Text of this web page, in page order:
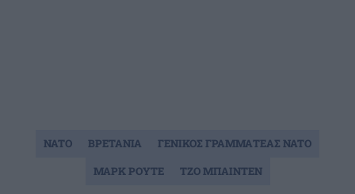
NATO ΒΡΕΤΑΝΙΑ
ΓΕΝΙΚΟΣ ΓΡΑΜΜΑΤΕΑΣ NATO
ΜΑΡΚ ΡΟΥΤΕ
ΤΖΟ ΜΠΑΙΝΤΕΝ